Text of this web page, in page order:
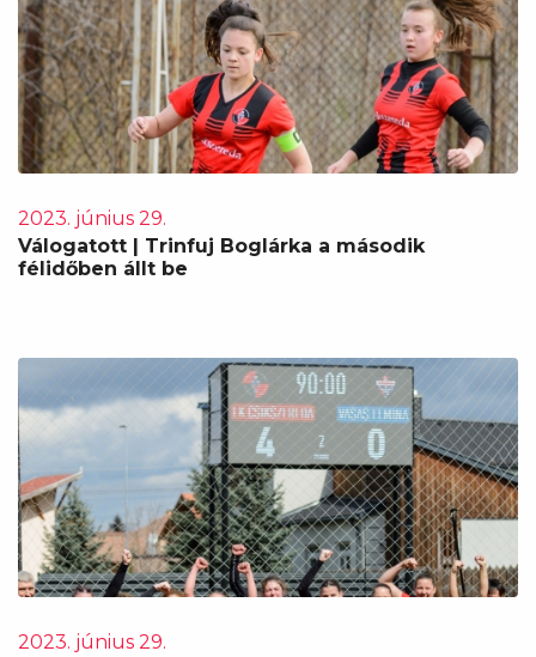
2023. június 29.
Válogatott | Trinfuj Boglárka a második
félidőben állt be
2023. június 29.